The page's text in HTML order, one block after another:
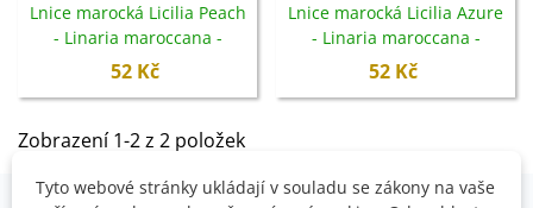
Lnice marocká Licilia Peach
- Linaria maroccana -
semena - 30 ks
52 Kč
Lnice marocká Licilia Azure
- Linaria maroccana -
semena - 100 ks
52 Kč
Zobrazení 1-2 z 2 položek
Tyto webové stránky ukládají v souladu se zákony na vaše